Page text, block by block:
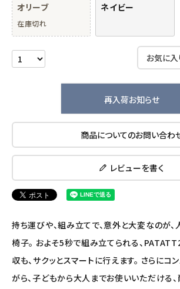
エコメイト
ナチュラプラス
アルマウィン
コラム・スタッフのおすすめ
ご利用ガイド等
アカウント情報
ようこそ ゲスト 様
meeting_room person 会員登録
オリーブ
在庫切れ
ネイビー
お気に
再入荷お知らせ
商品についてのお問い合わ
レビューを書く
持ち運びや、組み立てで、意外と大変なのが
椅子。 およそ5秒で組み立てられる、
収も、サクッとスマートに行えます。 さらにコ
がら、子どもから大人までお使いいただける